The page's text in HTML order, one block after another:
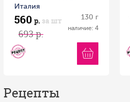
Италия
560 р. за шт
693 р.
130 г
наличие: 4
Рецепты